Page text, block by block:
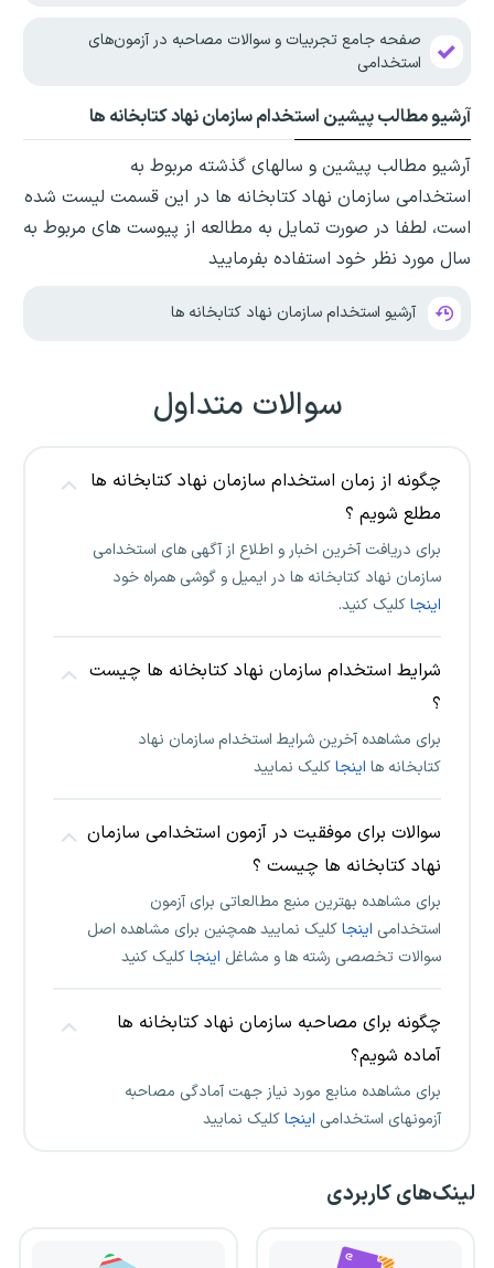
صفحه جامع تجربیات و سوالات مصاحبه در آزمون‌های
استخدامی
آرشیو مطالب پیشین استخدام سازمان نهاد کتابخانه ها
آرشیو مطالب پیشین و سالهای گذشته مربوط به
استخدامی سازمان نهاد کتابخانه ها در این قسمت لیست شده
است، لطفا در صورت تمایل به مطالعه از پیوست های مربوط به
سال مورد نظر خود استفاده بفرمایید
آرشیو استخدام سازمان نهاد کتابخانه ها
سوالات متداول
چگونه از زمان استخدام سازمان نهاد کتابخانه ها
مطلع شویم ؟
برای دریافت آخرین اخبار و اطلاع از آگهی های استخدامی
سازمان نهاد کتابخانه ها در ایمیل و گوشی همراه خود
اینجاکلیک کنید.
شرایط استخدام سازمان نهاد کتابخانه ها چیست
؟
برای مشاهده آخرین شرایط استخدام سازمان نهاد
کتابخانه ها اینجاکلیک نمایید
سوالات برای موفقیت در آزمون استخدامی سازمان
نهاد کتابخانه ها چیست ؟
برای مشاهده بهترین منبع مطالعاتی برای آزمون
استخدامی اینجاکلیک نمایید همچنین برای مشاهده اصل
سوالات تخصصی رشته ها و مشاغل اینجاکلیک کنید
چگونه برای مصاحبه سازمان نهاد کتابخانه ها
آماده شویم؟
برای مشاهده منابع مورد نیاز جهت آمادگی مصاحبه
آزمونهای استخدامی اینجاکلیک نمایید
لینک‌های کاربردی